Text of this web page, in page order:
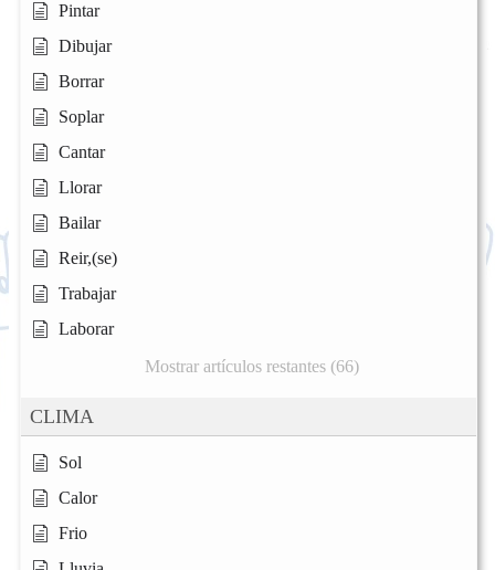
Pintar
Dibujar
Borrar
Soplar
Cantar
Llorar
Bailar
Reir,(se)
Trabajar
Laborar
Mostrar artículos restantes (66)
CLIMA
Sol
Calor
Frio